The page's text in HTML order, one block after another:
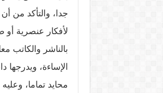
جدا، والتأكد من
لأفكار عنصرية أو
بالناشر والكاتب
الإساءة، ويدرجها
محايد تماما،